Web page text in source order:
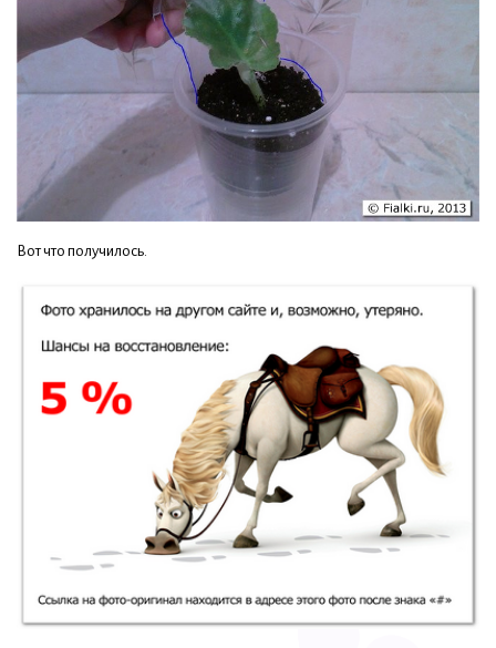
Вот что получилось.